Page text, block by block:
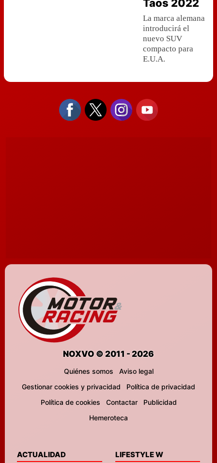
Taos 2022
La marca alemana
introducirá el
nuevo SUV
compacto para
E.U.A.
NOXVO © 2011 - 2026
Quiénes somos
Aviso legal
Gestionar cookies y privacidad
Política de privacidad
Política de cookies
Contactar
Publicidad
Hemeroteca
ACTUALIDAD
LIFESTYLE W